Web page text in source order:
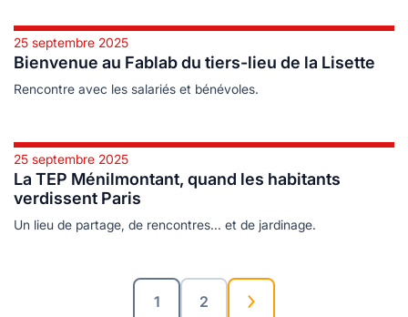
25 septembre 2025
Bienvenue au Fablab du tiers-lieu de la Lisette
Rencontre avec les salariés et bénévoles.
25 septembre 2025
La TEP Ménilmontant, quand les habitants
verdissent Paris
Un lieu de partage, de rencontres... et de jardinage.
1 2